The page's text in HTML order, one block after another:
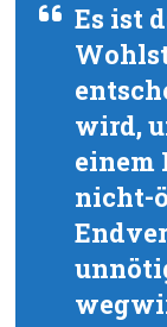
Es ist
wird,
einem
nicht-